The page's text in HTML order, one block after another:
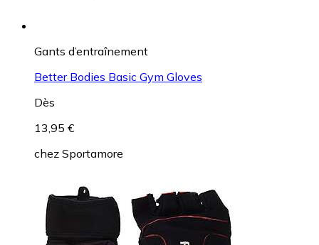
Gants d’entraînement
Better Bodies Basic Gym Gloves
Dès
13,95 €
chez Sportamore